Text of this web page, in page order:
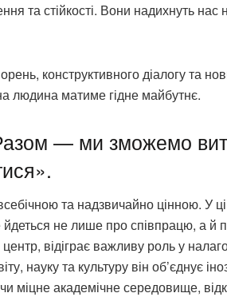
та стійкості. Вони надихнуть нас
конструктивного діалогу та
людина матиме гідне майбутнє.
— ми зможемо
та надзвичайно цінною. У
не лише про співпрацю, а й
центр, відіграє важливу роль у
науку та культуру він об’єднує
міцне академічне середовище,